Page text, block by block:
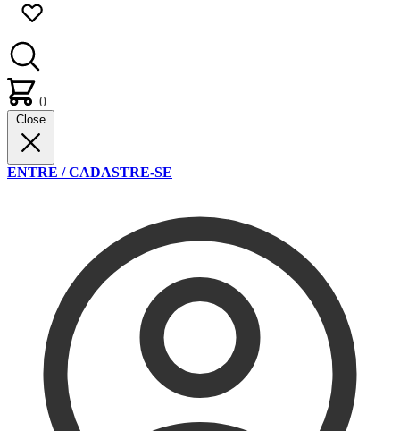
0
Close
ENTRE / CADASTRE-SE